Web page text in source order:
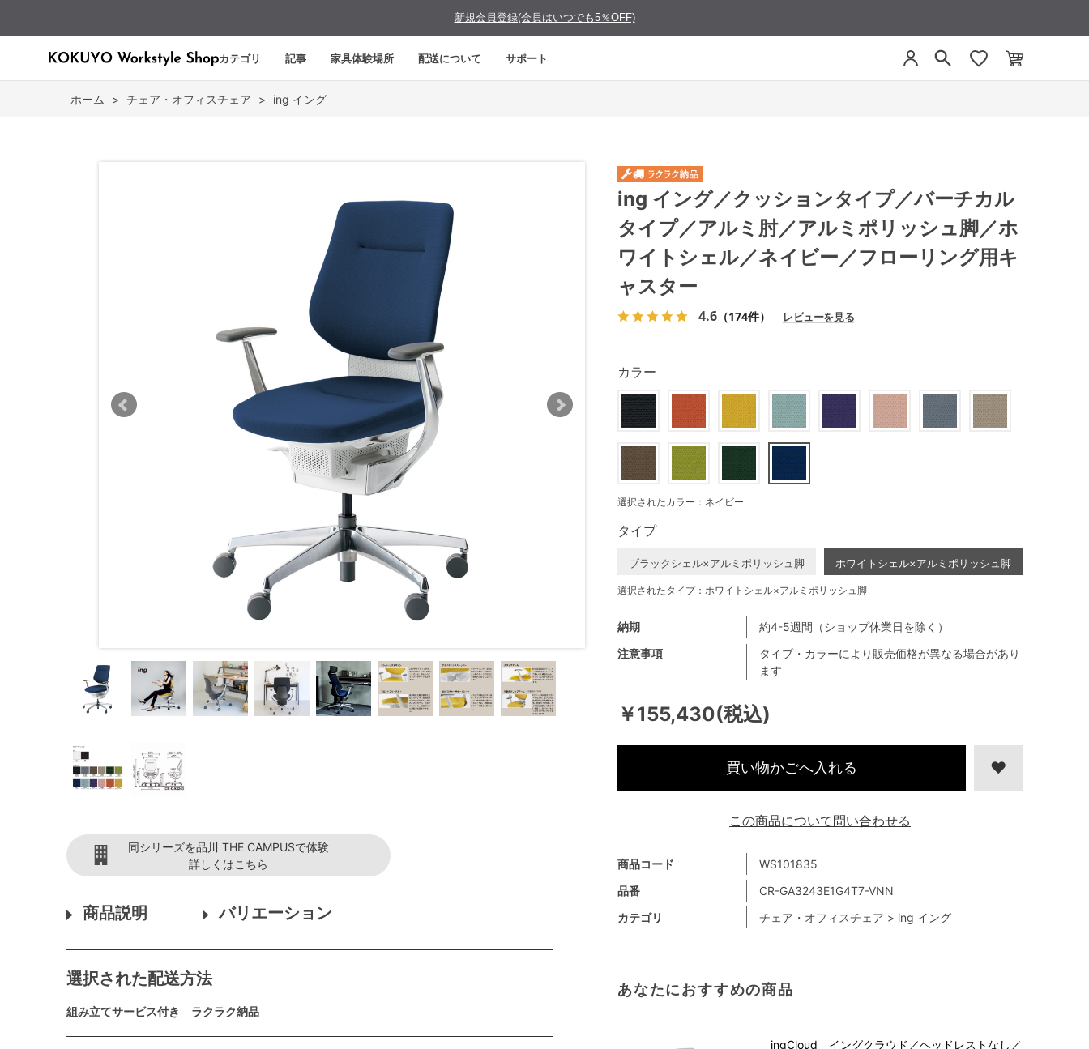
新規会員登録(会員はいつでも5％OFF)
カテゴリ 記事 家具体験場所 配送について サポート
ホーム > チェア・オフィスチェア > ing イング
同シリーズを品川 THE CAMPUSで体験
詳しくはこちら
商品説明 バリエーション
選択された配送方法
組み立てサービス付き ラクラク納品
ing イング／クッションタイプ／バーチカル
タイプ／アルミ肘／アルミポリッシュ脚／ホ
ワイトシェル／ネイビー／フローリング用キ
ャスター
4.6 （174件） レビューを見る
￥155,430(税込)
商品コード
WS101835
品番
CR-GA3243E1G4T7-VNN
カテゴリ
チェア・オフィスチェア > ing イング
注意事項
タイプ・カラーにより販売価格が異なる場合があり
ます
納期 約4-5週間（ショップ休業日を除く）
カラー
選択されたカラー：ネイビー
タイプ
ブラックシェル×アルミポリッシュ脚 ホワイトシェル×アルミポリッシュ脚
選択されたタイプ：ホワイトシェル×アルミポリッシュ脚
買い物かごへ入れる
あなたにおすすめの商品
ingCloud イングクラウド／ヘッドレストなし／
この商品について問い合わせる